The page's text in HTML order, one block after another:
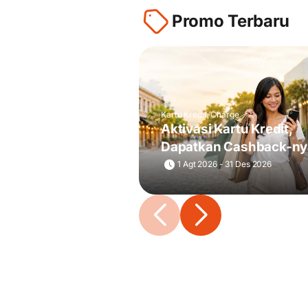
Promo Terbaru
Kartu Kredit, Charge
Aktivasi Kartu Kredit,
Dapatkan Cashback-
1 Agt 2026 - 31 Des 2026